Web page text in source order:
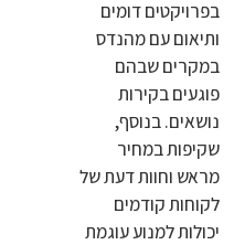
בפרויקטים דומים
ותיאום עם מהנדס
במקרים שבהם
פוגעים בקירות
נושאים. בנוסף,
שקיפות במחיר
מראש וחוות דעת של
לקוחות קודמים
יכולות למנוע עוגמת